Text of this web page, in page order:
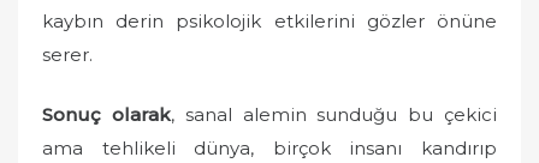
kaybın derin psikolojik etkilerini gözler önüne
serer.
Sonuç olarak, sanal alemin sunduğu bu çekici
ama tehlikeli dünya, birçok insanı kandırıp